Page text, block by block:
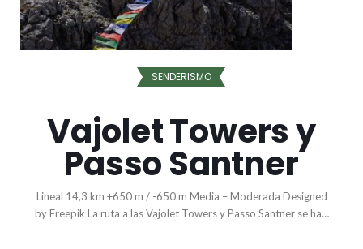
SENDERISMO
Vajolet Towers y
Passo Santner
Lineal 14,3 km +650 m / -650 m Media – Moderada Designed
by Freepik La ruta a las Vajolet Towers y Passo Santner se ha…